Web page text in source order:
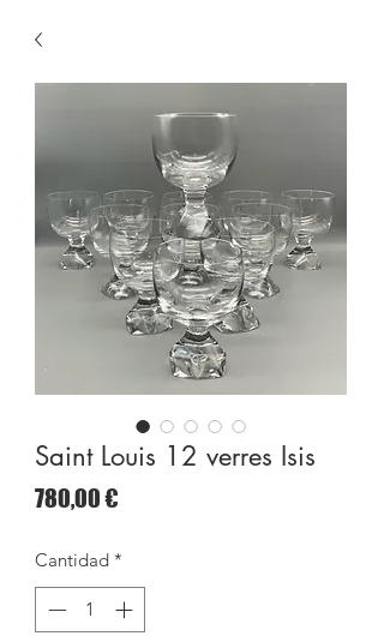
Saint Louis 12 verres Isis
780,00 €
Cantidad *